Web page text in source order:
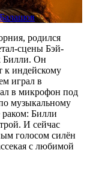
родился
сцены Бэй-
Билли. Он
к индейскому
играл в
в микрофон под
музыкальному
раком: Билли
И сейчас
голосом силён
с любимой